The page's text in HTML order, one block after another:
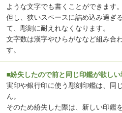
ような文字でも書くことができます。
但し、狭いスペースに詰め込み過ぎ
て、彫刻に耐えれなくなります。
文字数は漢字やひらがななど組み合
す。
■紛失したので前と同じ印鑑が欲しい
実印や銀行印に使う彫刻印鑑は、同
ん。
そのため紛失した際は、新しい印鑑